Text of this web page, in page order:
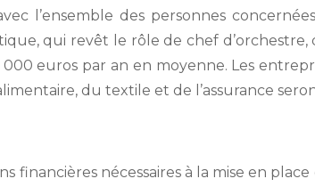
l’ensemble des personnes
qui revêt le rôle de chef d’orchestre,
euros par an en moyenne. Les
du textile et de l’assurance
financières nécessaires à la mise en